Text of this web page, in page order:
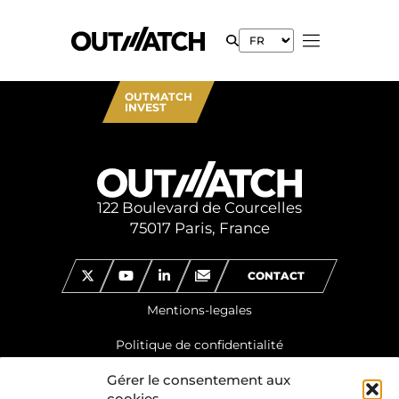
Gérer le consentement aux
OUTMATCH
INVEST
122 Boulevard de Courcelles
75017 Paris, France
CONTACT
Mentions-legales
Politique de confidentialité